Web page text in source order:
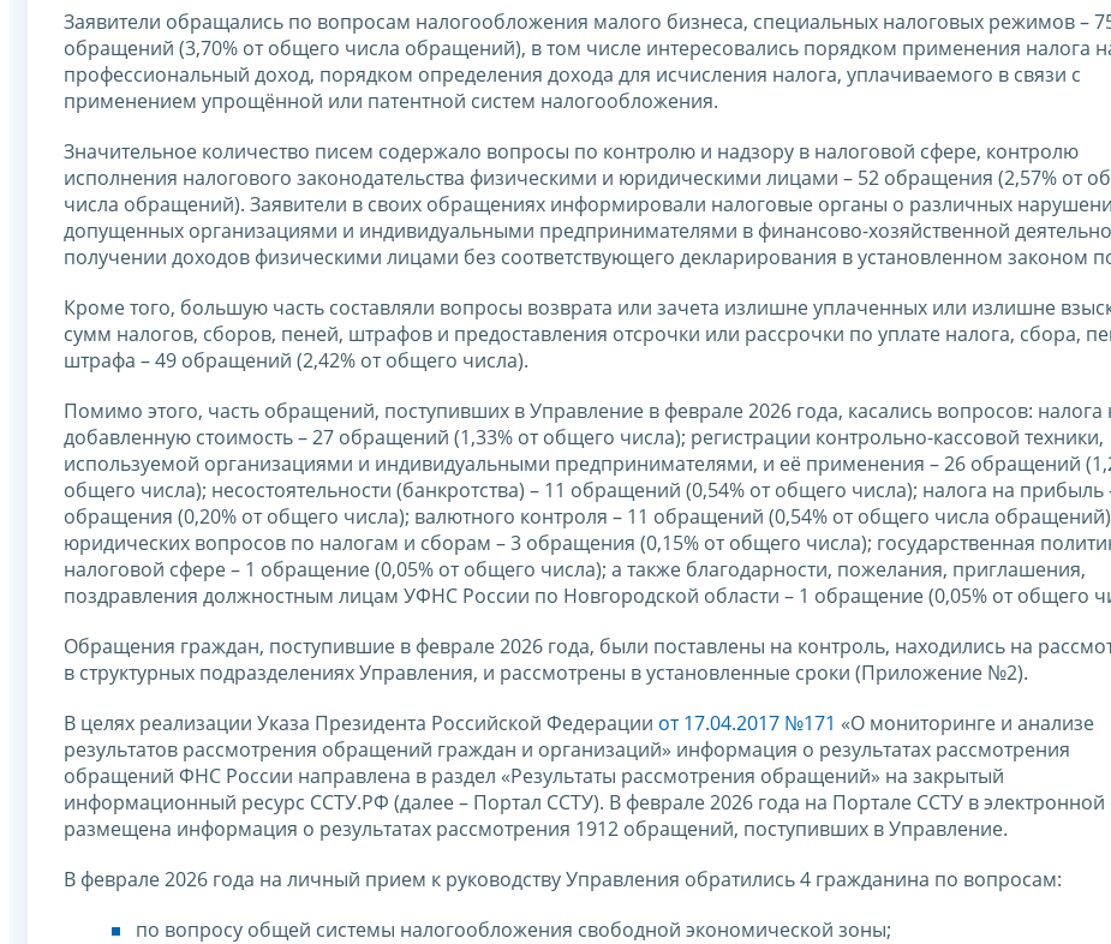
Заявители обращались по вопросам налогообложения малого бизнеса, специальных налоговых режимов –
обращений (3,70% от общего числа обращений), в том числе интересовались порядком применения налога
профессиональный доход, порядком определения дохода для исчисления налога, уплачиваемого в связи с
применением упрощённой или патентной систем налогообложения.
Значительное количество писем содержало вопросы по контролю и надзору в налоговой сфере, контролю
исполнения налогового законодательства физическими и юридическими лицами – 52 обращения (2,57% от
числа обращений). Заявители в своих обращениях информировали налоговые органы о различных
допущенных организациями и индивидуальными предпринимателями в финансово-хозяйственной
получении доходов физическими лицами без соответствующего декларирования в установленном законом
Кроме того, большую часть составляли вопросы возврата или зачета излишне уплаченных или излишне
сумм налогов, сборов, пеней, штрафов и предоставления отсрочки или рассрочки по уплате налога, сбора,
штрафа – 49 обращений (2,42% от общего числа).
Помимо этого, часть обращений, поступивших в Управление в феврале 2026 года, касались вопросов: налога
добавленную стоимость – 27 обращений (1,33% от общего числа); регистрации контрольно-кассовой техники,
используемой организациями и индивидуальными предпринимателями, и её применения – 26 обращений
общего числа); несостоятельности (банкротства) – 11 обращений (0,54% от общего числа); налога на прибыль
обращения (0,20% от общего числа); валютного контроля – 11 обращений (0,54% от общего числа
юридических вопросов по налогам и сборам – 3 обращения (0,15% от общего числа); государственная
налоговой сфере – 1 обращение (0,05% от общего числа); а также благодарности, пожелания, приглашения,
поздравления должностным лицам УФНС России по Новгородской области – 1 обращение (0,05% от общего
Обращения граждан, поступившие в феврале 2026 года, были поставлены на контроль, находились на
в структурных подразделениях Управления, и рассмотрены в установленные сроки (Приложение №2).
В целях реализации Указа Президента Российской Федерации от 17.04.2017 №171 «О мониторинге и анализе
результатов рассмотрения обращений граждан и организаций» информация о результатах рассмотрения
обращений ФНС России направлена в раздел «Результаты рассмотрения обращений» на закрытый
информационный ресурс ССТУ.РФ (далее – Портал ССТУ). В феврале 2026 года на Портале ССТУ в
размещена информация о результатах рассмотрения 1912 обращений, поступивших в Управление.
В феврале 2026 года на личный прием к руководству Управления обратились 4 гражданина по вопросам:
по вопросу общей системы налогообложения свободной экономической зоны;